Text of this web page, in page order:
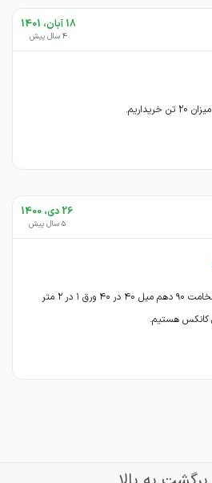
18 آبان، 1401
4 سال پیش
26 دی، 1400
5 سال پیش
خریدار پروفیل صنعتی سبک ضخامت ۹۰ دهم میل ۴۰ در ۴۰ ورق ۱ در ۲ متر